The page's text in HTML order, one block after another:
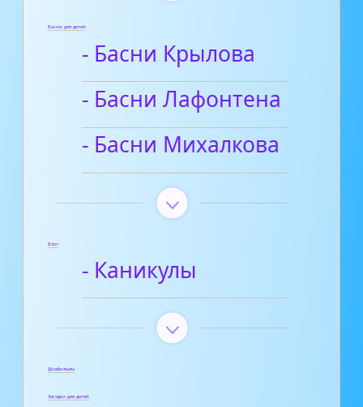
Басни для детей
- Басни Крылова
- Басни Лафонтена
- Басни Михалкова
Блог
- Каникулы
Диафильмы
Загадки для детей